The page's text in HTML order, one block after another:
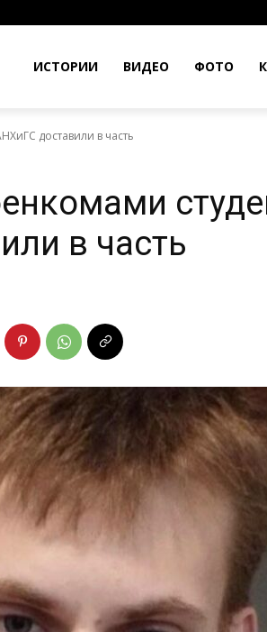
ИСТОРИИ ВИДЕО ФОТО
доставили в часть
в часть